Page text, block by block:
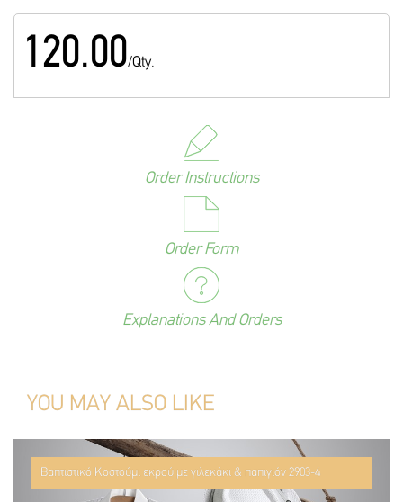
120.00/Qty.
Order Instructions
Order Form
Explanations And Orders
YOU MAY ALSO LIKE
Βαπτιστικό Κοστούμι εκρού με γιλεκάκι & παπιγιόν 2903-4